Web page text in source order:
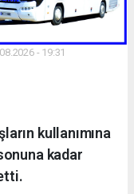
- 19:31
kullanımına
kadar